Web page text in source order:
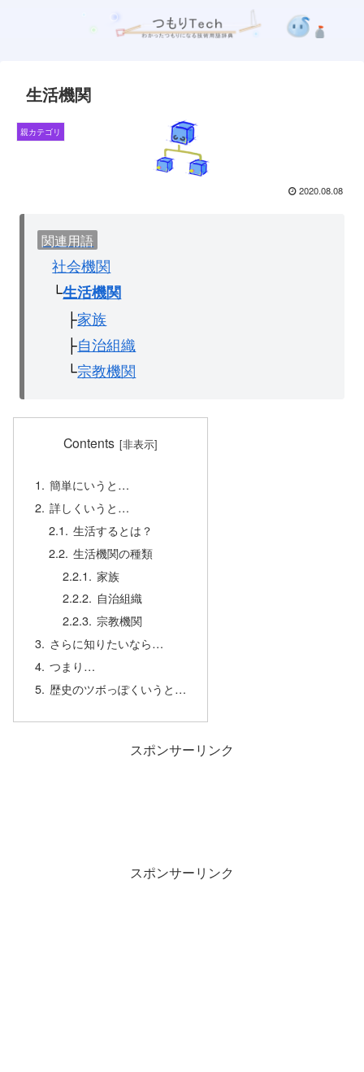
生活機関
親カテゴリ
2020.08.08
関連用語
社会機関
└生活機関
├家族
├自治組織
└宗教機関
Contents
簡単にいうと…
詳しくいうと…
生活するとは？
生活機関の種類
家族
自治組織
宗教機関
さらに知りたいなら…
つまり…
歴史のツボっぽくいうと…
スポンサーリンク
スポンサーリンク